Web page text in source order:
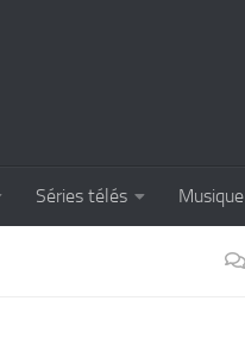
Séries télés Musique